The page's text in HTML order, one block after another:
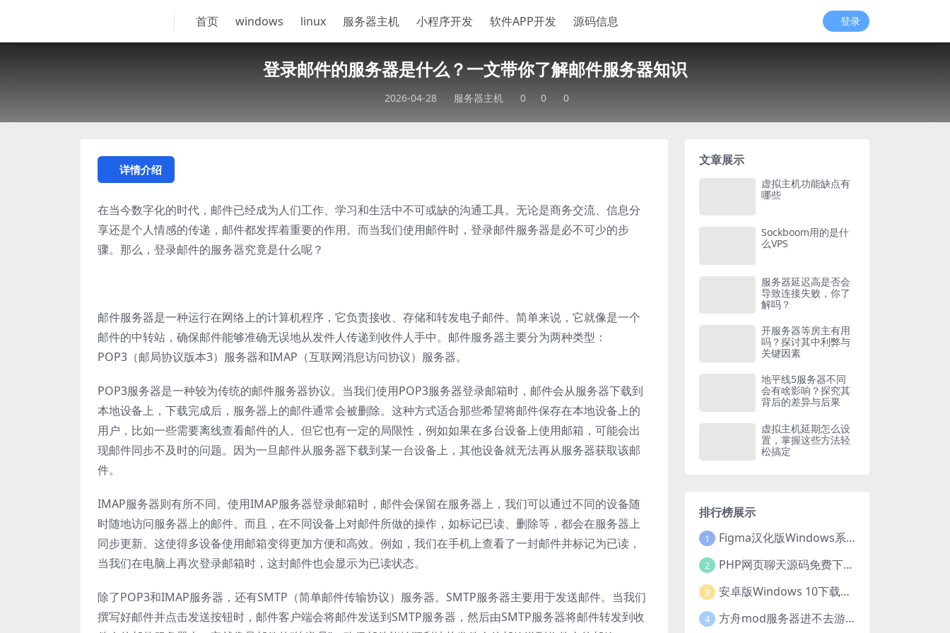
首页 windows linux 服务器主机 小程序开发 软件APP开发 源码信息 登录
登录邮件的服务器是什么？一文带你了解邮件服务器知识
2026-04-28 服务器主机 0 0 0
详情介绍
在当今数字化的时代，邮件已经成为人们工作、学习和生活中不可或缺的沟通工具。无论是商务交流、信息分
享还是个人情感的传递，邮件都发挥着重要的作用。而当我们使用邮件时，登录邮件服务器是必不可少的步
骤。那么，登录邮件的服务器究竟是什么呢？
邮件服务器是一种运行在网络上的计算机程序，它负责接收、存储和转发电子邮件。简单来说，它就像是一个
邮件的中转站，确保邮件能够准确无误地从发件人传递到收件人手中。邮件服务器主要分为两种类型：
POP3（邮局协议版本3）服务器和IMAP（互联网消息访问协议）服务器。
POP3服务器是一种较为传统的邮件服务器协议。当我们使用POP3服务器登录邮箱时，邮件会从服务器下载到
本地设备上，下载完成后，服务器上的邮件通常会被删除。这种方式适合那些希望将邮件保存在本地设备上的
用户，比如一些需要离线查看邮件的人。但它也有一定的局限性，例如如果在多台设备上使用邮箱，可能会出
现邮件同步不及时的问题。因为一旦邮件从服务器下载到某一台设备上，其他设备就无法再从服务器获取该邮
件。
IMAP服务器则有所不同。使用IMAP服务器登录邮箱时，邮件会保留在服务器上，我们可以通过不同的设备随
时随地访问服务器上的邮件。而且，在不同设备上对邮件所做的操作，如标记已读、删除等，都会在服务器上
同步更新。这使得多设备使用邮箱变得更加方便和高效。例如，我们在手机上查看了一封邮件并标记为已读，
当我们在电脑上再次登录邮箱时，这封邮件也会显示为已读状态。
除了POP3和IMAP服务器，还有SMTP（简单邮件传输协议）服务器。SMTP服务器主要用于发送邮件。当我们
撰写好邮件并点击发送按钮时，邮件客户端会将邮件发送到SMTP服务器，然后由SMTP服务器将邮件转发到收
文章展示
虚拟主机功能缺点有
哪些
Sockboom用的是什
么VPS
服务器延迟高是否会
导致连接失败，你了
解吗？
开服务器等房主有用
吗？探讨其中利弊与
关键因素
地平线5服务器不同
会有啥影响？探究其
背后的差异与后果
虚拟主机延期怎么设
置，掌握这些方法轻
松搞定
排行榜展示
1 Figma汉化版Windows系统下载安装全攻略
2 PHP网页聊天源码免费下载，开启便捷在线聊天开发之旅
3 安卓版Windows 10下载安装全攻略
4 方舟mod服务器进不去游戏？这些原因和解决办法你得知道